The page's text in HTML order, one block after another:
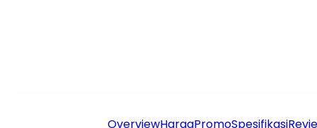
OverviewHargaPromoSpesifikasi